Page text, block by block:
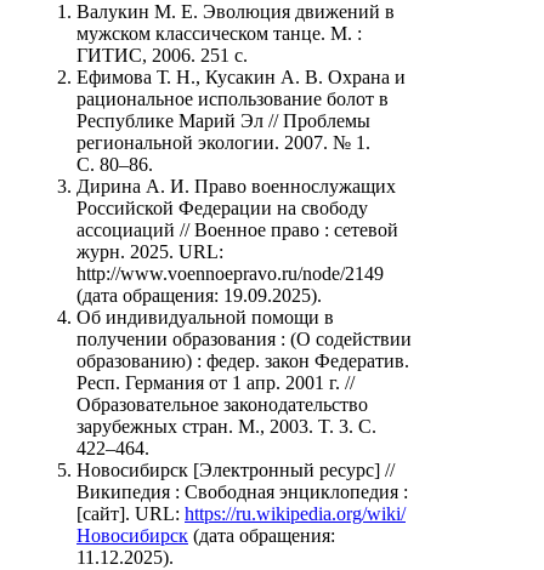
Валукин М. Е. Эволюция движений в
мужском классическом танце. М. :
ГИТИС, 2006. 251 с.
Ефимова Т. Н., Кусакин А. В. Охрана и
рациональное использование болот в
Республике Марий Эл // Проблемы
региональной экологии. 2007. № 1.
С. 80–86.
Дирина А. И. Право военнослужащих
Российской Федерации на свободу
ассоциаций // Военное право : сетевой
журн. 2025. URL:
http://www.voennoepravo.ru/node/2149
(дата обращения: 19.09.2025).
Об индивидуальной помощи в
получении образования : (О содействии
образованию) : федер. закон Федератив.
Респ. Германия от 1 апр. 2001 г. //
Образовательное законодательство
зарубежных стран. М., 2003. T. 3. С.
422–464.
Новосибирск [Электронный ресурс] //
Википедия : Свободная энциклопедия :
[сайт]. URL: https://ru.wikipedia.org/wiki/
Новосибирск (дата обращения:
11.12.2025).